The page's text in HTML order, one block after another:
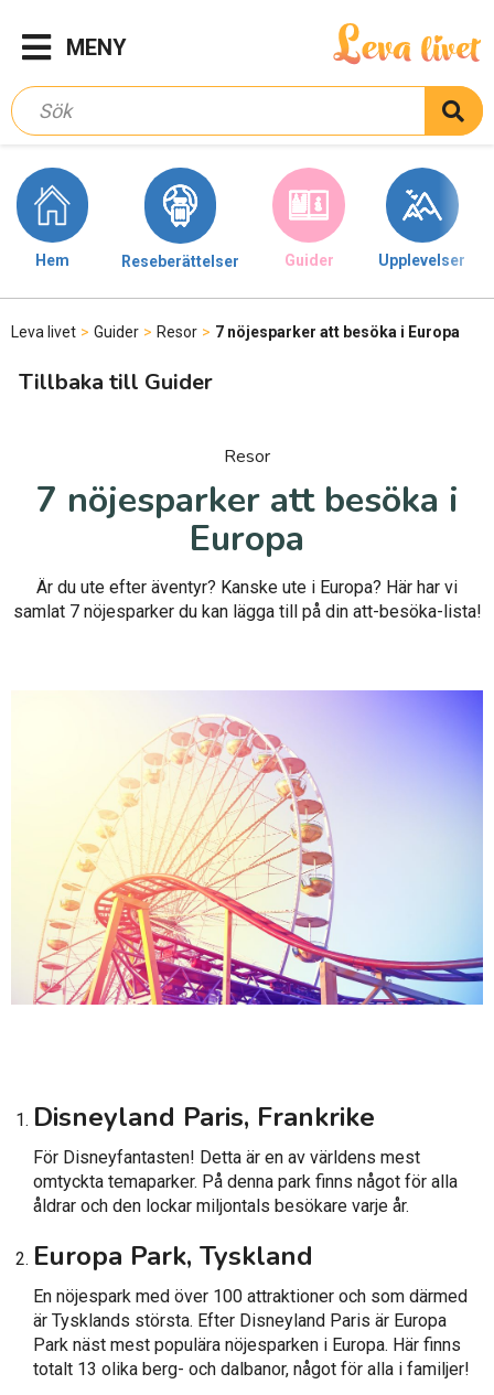
MENY
Hem Reseberättelser Guider Upplevelser
Leva livet > Guider > Resor > 7 nöjesparker att besöka i Europa
Tillbaka till Guider
Resor
7 nöjesparker att besöka i
Europa
Är du ute efter äventyr? Kanske ute i Europa? Här har vi
samlat 7 nöjesparker du kan lägga till på din att-besöka-lista!
Disneyland Paris, Frankrike
För Disneyfantasten! Detta är en av världens mest
omtyckta temaparker. På denna park finns något för alla
åldrar och den lockar miljontals besökare varje år.
Europa Park, Tyskland
En nöjespark med över 100 attraktioner och som därmed
är Tysklands största. Efter Disneyland Paris är Europa
Park näst mest populära nöjesparken i Europa. Här finns
totalt 13 olika berg- och dalbanor, något för alla i familjer!